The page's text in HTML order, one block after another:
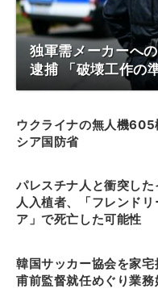
独軍需メーカーへ
逮捕 「破壊工作の
ウクライナの無人機605
シア国防省
パレスチナ人と衝突し
人入植者、「フレンドリ
ア」で死亡した可能性
韓国サッカー協会を家宅
甫前監督就任めぐり業務